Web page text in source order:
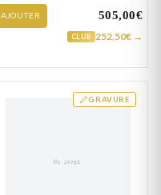
AJOUTER 505,00€
CLUB 252,50€ →
GRAVURE